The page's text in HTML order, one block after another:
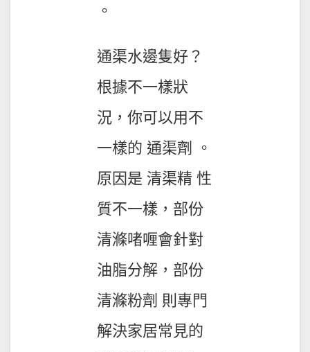
。
通渠水邊隻好？
根據不一樣狀
況，你可以用不
一樣的 通渠劑 。
原因是 清渠精 性
質不一樣，部份
清滌啫喱會針對
油脂分解，部份
清滌粉劑 則專門
解決家居常見的